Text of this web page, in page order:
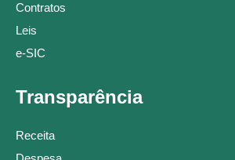
Contratos
Leis
e-SIC
Transparência
Receita